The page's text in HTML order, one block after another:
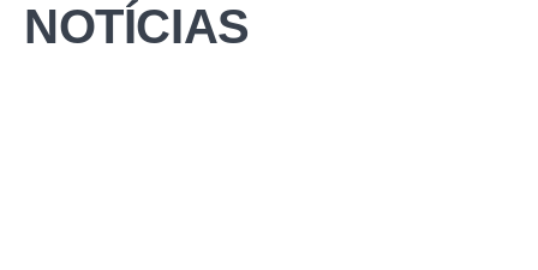
NOTÍCIAS